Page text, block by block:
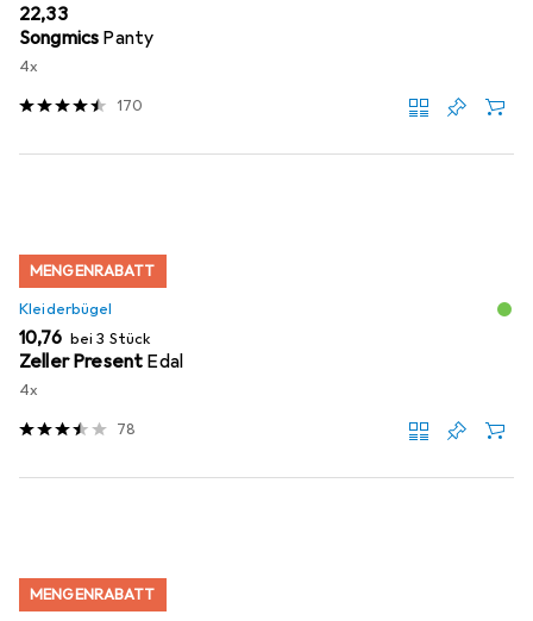
EUR
22,33
Songmics Panty
4x
170
MENGENRABATT
Kleiderbügel
EUR
10,76 bei 3 Stück
Zeller Present Edal
4x
78
MENGENRABATT